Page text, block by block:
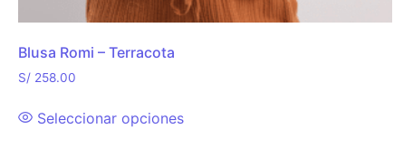
Blusa Romi – Terracota
S/258.00
Seleccionar opciones